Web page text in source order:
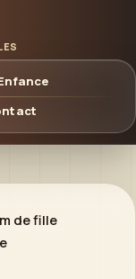
de fille